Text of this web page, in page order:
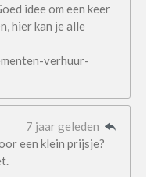
idee om een keer
hier kan je alle
verhuur-
7 jaar geleden
een klein prijsje?